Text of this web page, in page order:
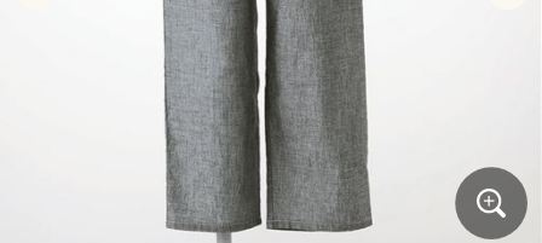
カーテン・ラグ・ファブリック
ジュニア・ティーンズ下着
大きいサイズ通販すべて
大きいサイズ レディース服
大きいサイズ レディース下着
大きいサイズ メンズ
シークレットセール
商品カテゴリ一覧
ジュニア・ティーンズ下着
大きいサイズ レディース服
大きいサイズ レディース下着
大きいサイズ メンズ
大きいサイズ 事務・制服
シークレットセール
商品カテゴリ一覧
カタログ・チラシからのご注文